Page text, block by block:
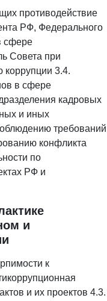
противодействие
РФ, Федерального
сфере
Совета при
коррупции 3.4.
в сфере
кадровых
и иных
требований
конфликта
по
РФ и
и
к
и их проектов 4.3.